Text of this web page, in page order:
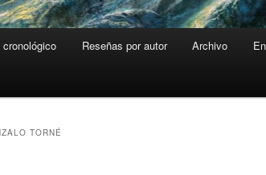
cronológico Reseñas por autor Archivo
TORNÉ